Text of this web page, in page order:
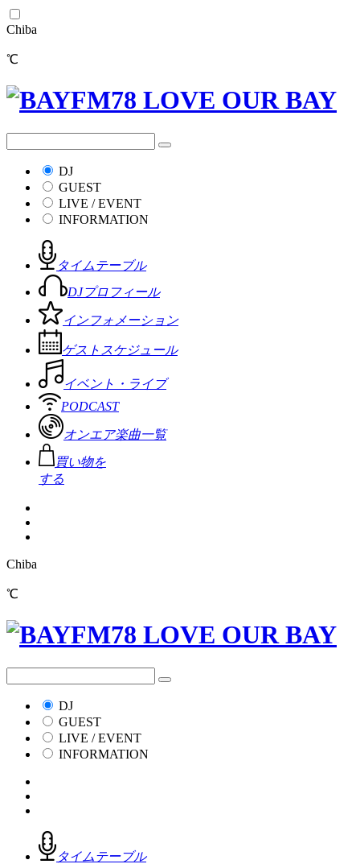
Chiba
℃
DJ
GUEST
LIVE / EVENT
INFORMATION
タイムテーブル
DJプロフィール
インフォメーション
ゲストスケジュール
イベント・ライブ
PODCAST
オンエア楽曲一覧
買い物を
する
Chiba
℃
DJ
GUEST
LIVE / EVENT
INFORMATION
タイムテーブル